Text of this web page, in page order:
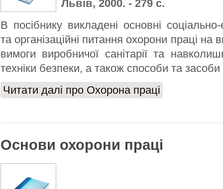
Львів, 2000. - 279 с.
В посібнику викладені основні соціально-
та організаційні питання охорони праці на
вимоги виробничої санітарії та
техніки безпеки, а також способи та
Читати далі про Охорона праці
Основи охорони праці